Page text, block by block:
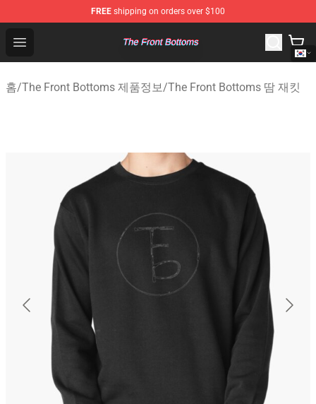
FREE shipping on orders over $100
Open menu
The Front Bottoms Store - Official The Front Bottoms
홈/The Front Bottoms 제품정보/The Front Bottoms 땀 재킷